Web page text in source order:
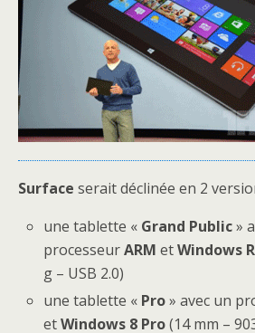
Surface serait déclinée en 2
une tablette « Grand Public»
processeurARM etWindows
g – USB 2.0)
une tablette « Pro» avec un
etWindows 8 Pro(14 mm –